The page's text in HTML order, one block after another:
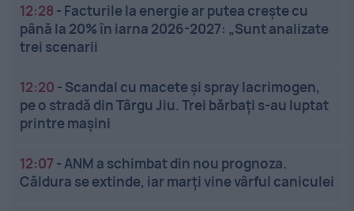
12:28 - Facturile la energie ar putea crește cu
până la 20% în iarna 2026-2027: „Sunt analizate
trei scenarii
12:20 - Scandal cu macete și spray lacrimogen,
pe o stradă din Târgu Jiu. Trei bărbați s-au luptat
printre mașini
12:07 -ANM a schimbat din nou prognoza.
Căldura se extinde, iar marți vine vârful caniculei